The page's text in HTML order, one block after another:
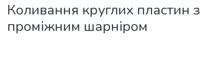
Коливання круглих пластин з
проміжним шарніром